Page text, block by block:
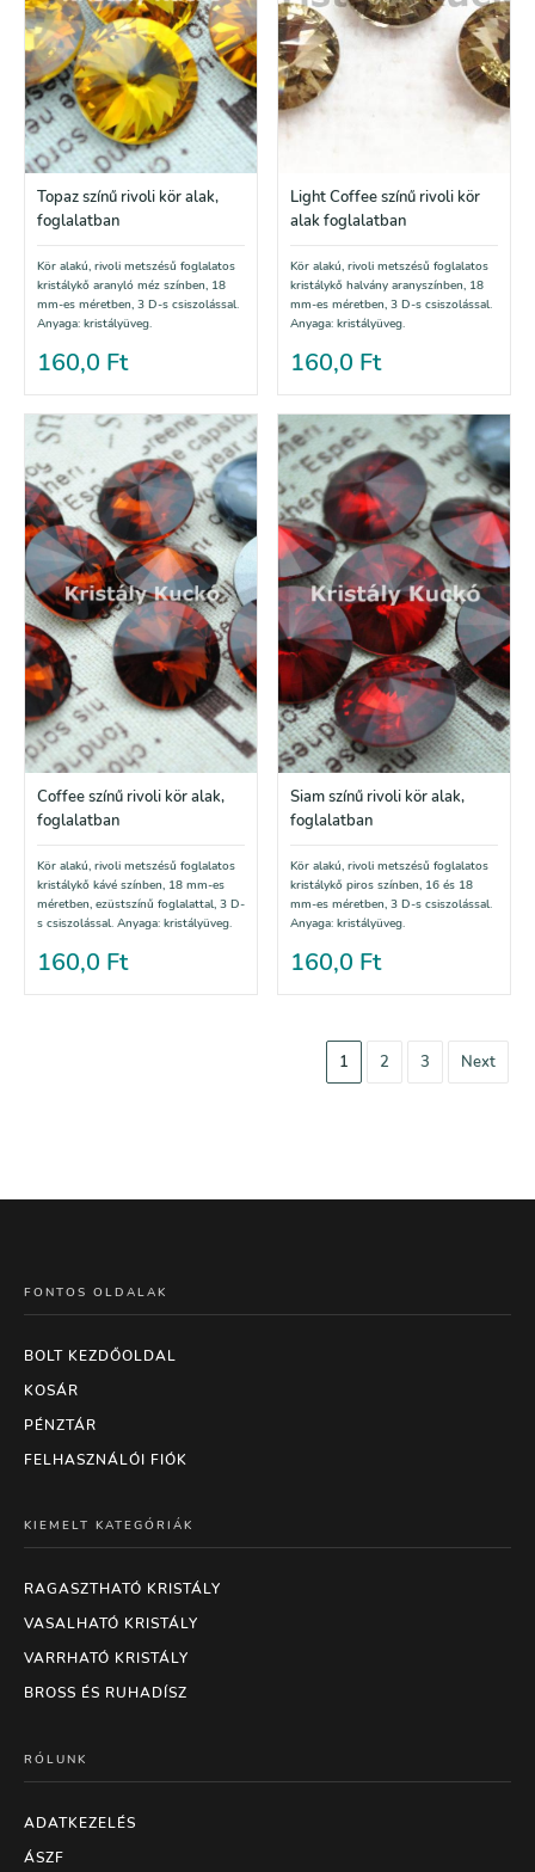
Topaz színű rivoli kör alak,
foglalatban
Kör alakú, rivoli metszésű foglalatos
kristálykő aranyló méz színben, 18
mm-es méretben, 3 D-s csiszolással.
Anyaga: kristályüveg.
160,0 Ft
Light Coffee színű rivoli kör
alak foglalatban
Kör alakú, rivoli metszésű foglalatos
kristálykő halvány aranyszínben, 18
mm-es méretben, 3 D-s csiszolással.
Anyaga: kristályüveg.
160,0 Ft
Coffee színű rivoli kör alak,
foglalatban
Kör alakú, rivoli metszésű foglalatos
kristálykő kávé színben, 18 mm-es
méretben, ezüstszínű foglalattal, 3 D-
s csiszolással. Anyaga: kristályüveg.
160,0 Ft
Siam színű rivoli kör alak,
foglalatban
Kör alakú, rivoli metszésű foglalatos
kristálykő piros színben, 16 és 18
mm-es méretben, 3 D-s csiszolással.
Anyaga: kristályüveg.
160,0 Ft
1 2 3 Next
FONTOS OLDALAK
BOLT KEZDŐOLDAL
KOSÁR
PÉNZTÁR
FELHASZNÁLÓI FIÓK
KIEMELT KATEGÓRIÁK
RAGASZTHATÓ KRISTÁLY
VASALHATÓ KRISTÁLY
VARRHATÓ KRISTÁLY
BROSS ÉS RUHADÍSZ
RÓLUNK
ADATKEZELÉS
ÁSZF